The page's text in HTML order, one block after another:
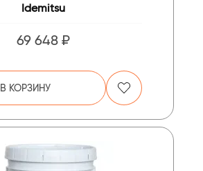
Idemitsu
69 648 ₽
В КОРЗИНУ